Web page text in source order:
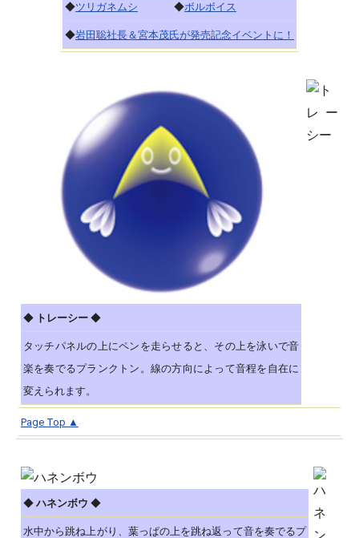
◆ツリガネムシ ◆ボルボイス
◆岩田聡社長＆宮本茂氏が発売記念イベントに！
◆ トレーシー ◆
タッチパネルの上にペンを走らせると、その上を泳いで音
楽を奏でるプランクトン。線の方向によって音程を自在に
変えられます。
Page Top ▲
◆ ハネンボウ ◆
水中から跳ね上がり、葉っぱの上を跳ね返って音を奏でるプ